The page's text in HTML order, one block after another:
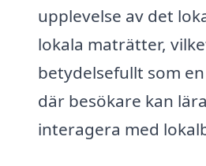
upplevelse av det
lokala maträtter,
betydelsefullt som
där besökare kan
interagera med